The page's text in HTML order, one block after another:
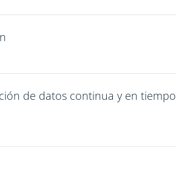
de datos continua y en tiempo